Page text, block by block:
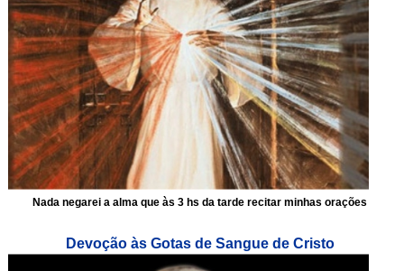
Nada negarei a alma que às 3 hs da tarde recitar minhas orações
Devoção às Gotas de Sangue de Cristo